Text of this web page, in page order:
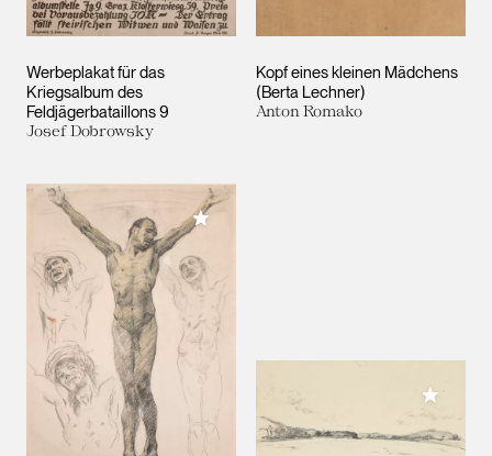
Werbeplakat für das
Kriegsalbum des
Feldjägerbataillons 9
Josef Dobrowsky
Kopf eines kleinen Mädchens
(Berta Lechner)
Anton Romako
Meiner Sammlung hinzufügen
Meiner